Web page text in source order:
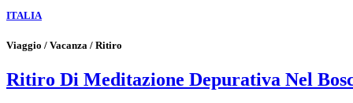
ITALIA
Viaggio / Vacanza / Ritiro
Ritiro Di Meditazione Depurativa Nel